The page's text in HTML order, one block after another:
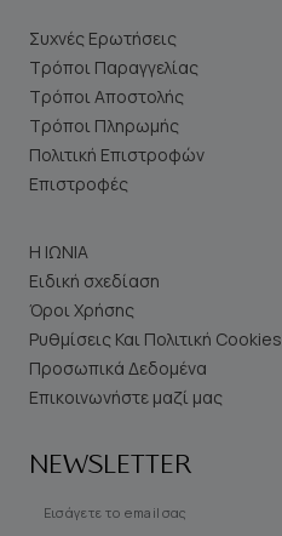
Συχνές Ερωτήσεις
Τρόποι Παραγγελίας
Τρόποι Αποστολής
Τρόποι Πληρωμής
Πολιτική Επιστροφών
Επιστροφές
Η ΙΩΝΙΑ
Ειδική σχεδίαση
Όροι Χρήσης
Ρυθμίσεις Και Πολιτική Cookies
Προσωπικά Δεδομένα
Επικοινωνήστε μαζί μας
NEWSLETTER
Εισάγετε το email σας